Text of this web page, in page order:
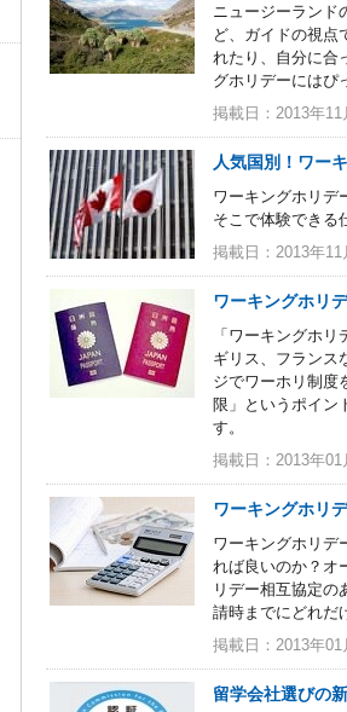
ニュージーランド
ど、ガイドの視点
れたり、自分に合
グホリデーにはぴ
掲載日：2013年11
人気国別！ワー
ワーキングホリデ
そこで体験できる
掲載日：2013年11
ワーキングホリ
「ワーキングホ
ギリス、フランス
ジでワーホリ制度
限」というポイン
す。
掲載日：2013年01
ワーキングホリ
ワーキングホリデ
れば良いのか？オ
リデー相互協定の
請時までにどれだ
掲載日：2013年01
留学会社選びの